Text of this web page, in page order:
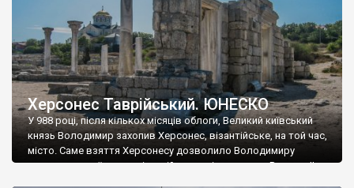
Херсонес Таврійський. ЮНЕСКО
У 988 році, після кількох місяців облоги, Великий київський
князь Володимир захопив Херсонес, візантійське, на той час,
місто. Саме взяття Херсонесу дозволило Володимиру
диктувати свої умови візантійському імператору Василю ІІ, та